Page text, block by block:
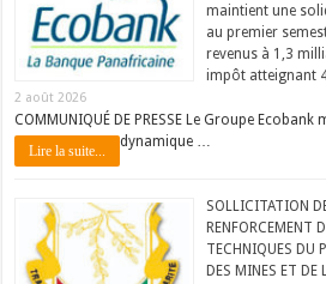
maintient une
au premier
revenus à 1,3
impôt atteignant
2 août 2026
COMMUNIQUÉ DE PRESSE Le Groupe
dynamique …
Lire la suite...
SOLLICITATION
RENFORCEMENT
TECHNIQUES DU
DES MINES ET